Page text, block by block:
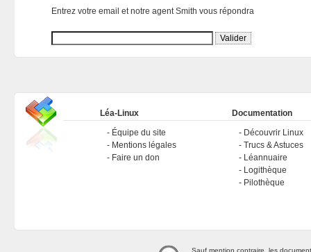
Entrez votre email et notre agent Smith vous répondra
Léa-Linux
Équipe du site
Mentions légales
Faire un don
Documentation
Découvrir Linux
Trucs & Astuces
Léannuaire
Logithèque
Pilothèque
Sauf mention contraire, les